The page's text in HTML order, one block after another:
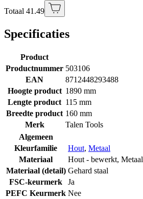
Totaal 41.49
Specificaties
Product
Productnummer 503106
EAN
8712448293488
Hoogte product 1890 mm
Lengte product 115 mm
Breedte product 160 mm
Merk
Talen Tools
Algemeen
Kleurfamilie
Hout, Metaal
Materiaal
Hout - bewerkt, Metaal
Materiaal (detail) Gehard staal
FSC-keurmerk
Ja
PEFC Keurmerk Nee